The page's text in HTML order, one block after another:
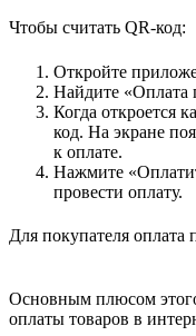
Чтобы считать QR-код:
Откройте
Найдите «Оплата
Когда откроется
код. На экране
к оплате.
Нажмите
провести оплату.
Для покупателя оплата
Основным плюсом этого
оплаты товаров в